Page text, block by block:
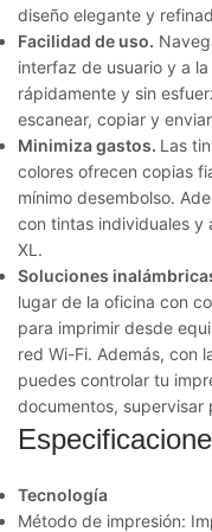
diseño elegante y
Facilidad de uso.
interfaz de usuario y a
rápidamente y sin
escanear, copiar y
Minimiza gastos. Las
colores ofrecen copias
mínimo desembolso.
con tintas individuales y
XL.
Soluciones
lugar de la oficina con
para imprimir desde
red Wi-Fi. Además, con
puedes controlar tu
documentos, supervisar
Tecnología
Método de impresión: